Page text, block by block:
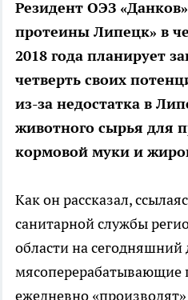
Резидент ОЭЗ
протеины Липецк» в
2018 года планирует
четверть своих
из-за недостатка в
животного сырья для
кормовой муки и
Как он рассказал,
санитарной службы
области на сегодняшний
мясоперерабатывающие
ежедневно